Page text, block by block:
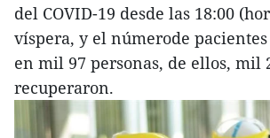
del COVID-19 desde las 18:00
víspera, y el númerode
en mil 97 personas, de ellos, mil
recuperaron.